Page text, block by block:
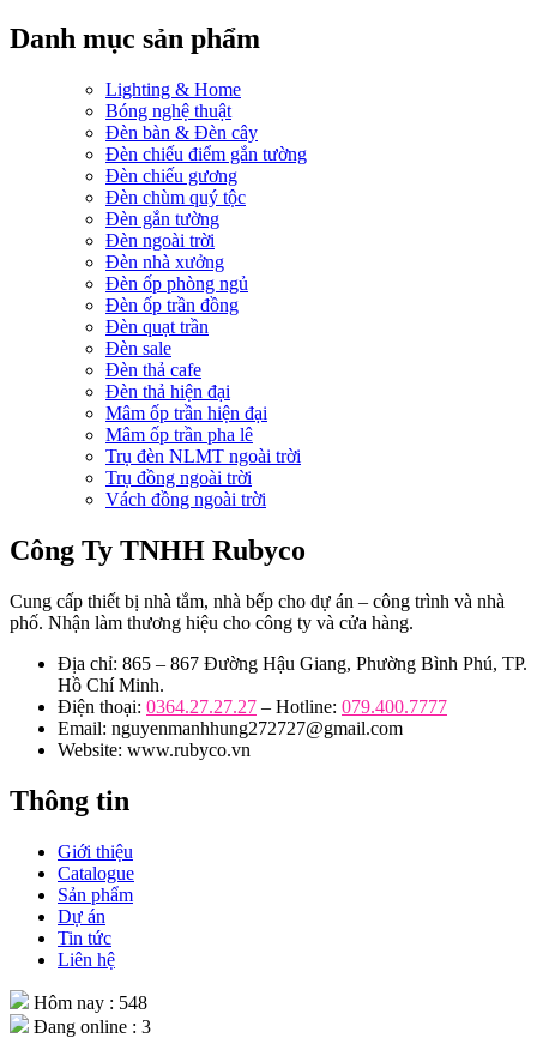
Danh mục sản phẩm
Lighting & Home
Bóng nghệ thuật
Đèn bàn & Đèn cây
Đèn chiếu điểm gắn tường
Đèn chiếu gương
Đèn chùm quý tộc
Đèn gắn tường
Đèn ngoài trời
Đèn nhà xưởng
Đèn ốp phòng ngủ
Đèn ốp trần đồng
Đèn quạt trần
Đèn sale
Đèn thả cafe
Đèn thả hiện đại
Mâm ốp trần hiện đại
Mâm ốp trần pha lê
Trụ đèn NLMT ngoài trời
Trụ đồng ngoài trời
Vách đồng ngoài trời
Công Ty TNHH Rubyco
Cung cấp thiết bị nhà tắm, nhà bếp cho dự án – công trình và nhà
phố. Nhận làm thương hiệu cho công ty và cửa hàng.
Địa chỉ: 865 – 867 Đường Hậu Giang, Phường Bình Phú, TP.
Hồ Chí Minh.
Điện thoại: 0364.27.27.27 – Hotline: 079.400.7777
Email: nguyenmanhhung272727@gmail.com
Website: www.rubyco.vn
Thông tin
Giới thiệu
Catalogue
Sản phẩm
Dự án
Tin tức
Liên hệ
Hôm nay : 548
Đang online : 3